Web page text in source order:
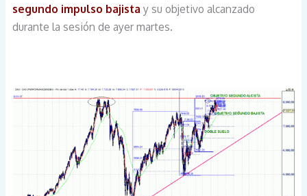
segundo impulso bajista y su objetivo alcanzado
durante la sesión de ayer martes.